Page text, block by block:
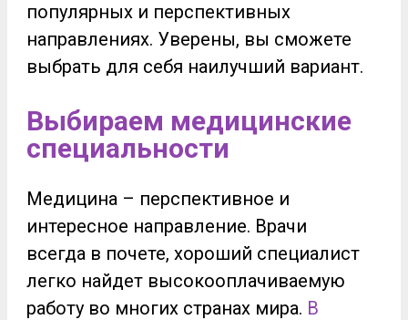
популярных и перспективных
направлениях. Уверены, вы сможете
выбрать для себя наилучший вариант.
Выбираем медицинские
специальности
Медицина – перспективное и
интересное направление. Врачи
всегда в почете, хороший специалист
легко найдет высокооплачиваемую
работу во многих странах мира. В